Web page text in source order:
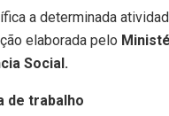
a determinada
elaborada pelo
Social.
de trabalho